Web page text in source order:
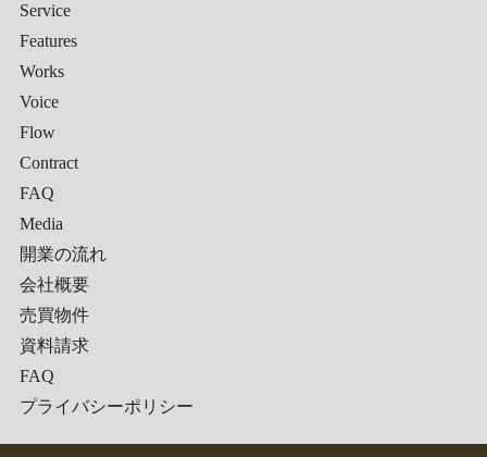
Service
Features
Works
Voice
Flow
Contract
FAQ
Media
開業の流れ
会社概要
売買物件
資料請求
FAQ
プライバシーポリシー